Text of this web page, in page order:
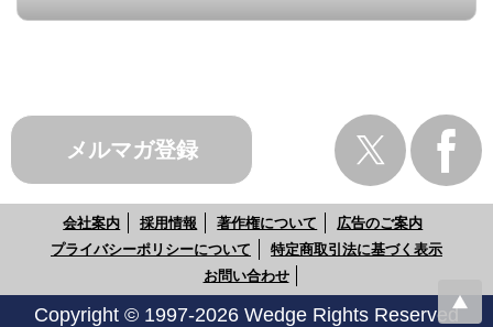
メルマガ登録
会社案内 採用情報 著作権について
広告のご案内
プライバシーポリシーについて
特定商取引法に基づく表示
お問い合わせ
Copyright © 1997-2026 Wedge Rights Reserved